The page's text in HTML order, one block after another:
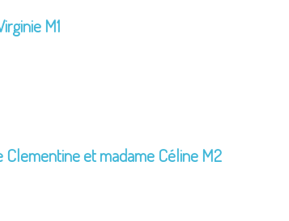
M1
Clementine et madame Céline M2